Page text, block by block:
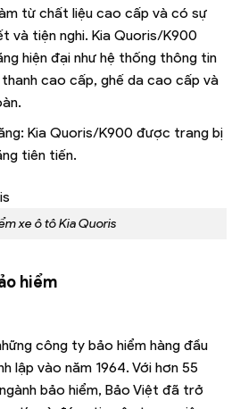
từ chất liệu cao cấp và có sự
và tiện nghi. Kia Quoris/K900
hiện đại như hệ thống thông tin
cao cấp, ghế da cao cấp và
Kia Quoris/K900 được trang bị
tiên tiến.
xe ô tô Kia Quoris
hiểm
công ty bảo hiểm hàng đầu
lập vào năm 1964. Với hơn 55
bảo hiểm, Bảo Việt đã trở